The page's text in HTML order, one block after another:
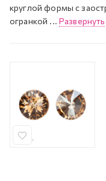
круглой формы с
огранкой ... Развернуть